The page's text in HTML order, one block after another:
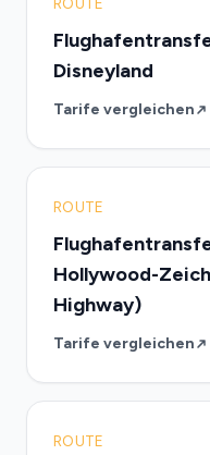
ROUTE
Disneyland
Tarife vergleichen
ROUTE
Hollywood-
Highway)
Tarife vergleichen
ROUTE